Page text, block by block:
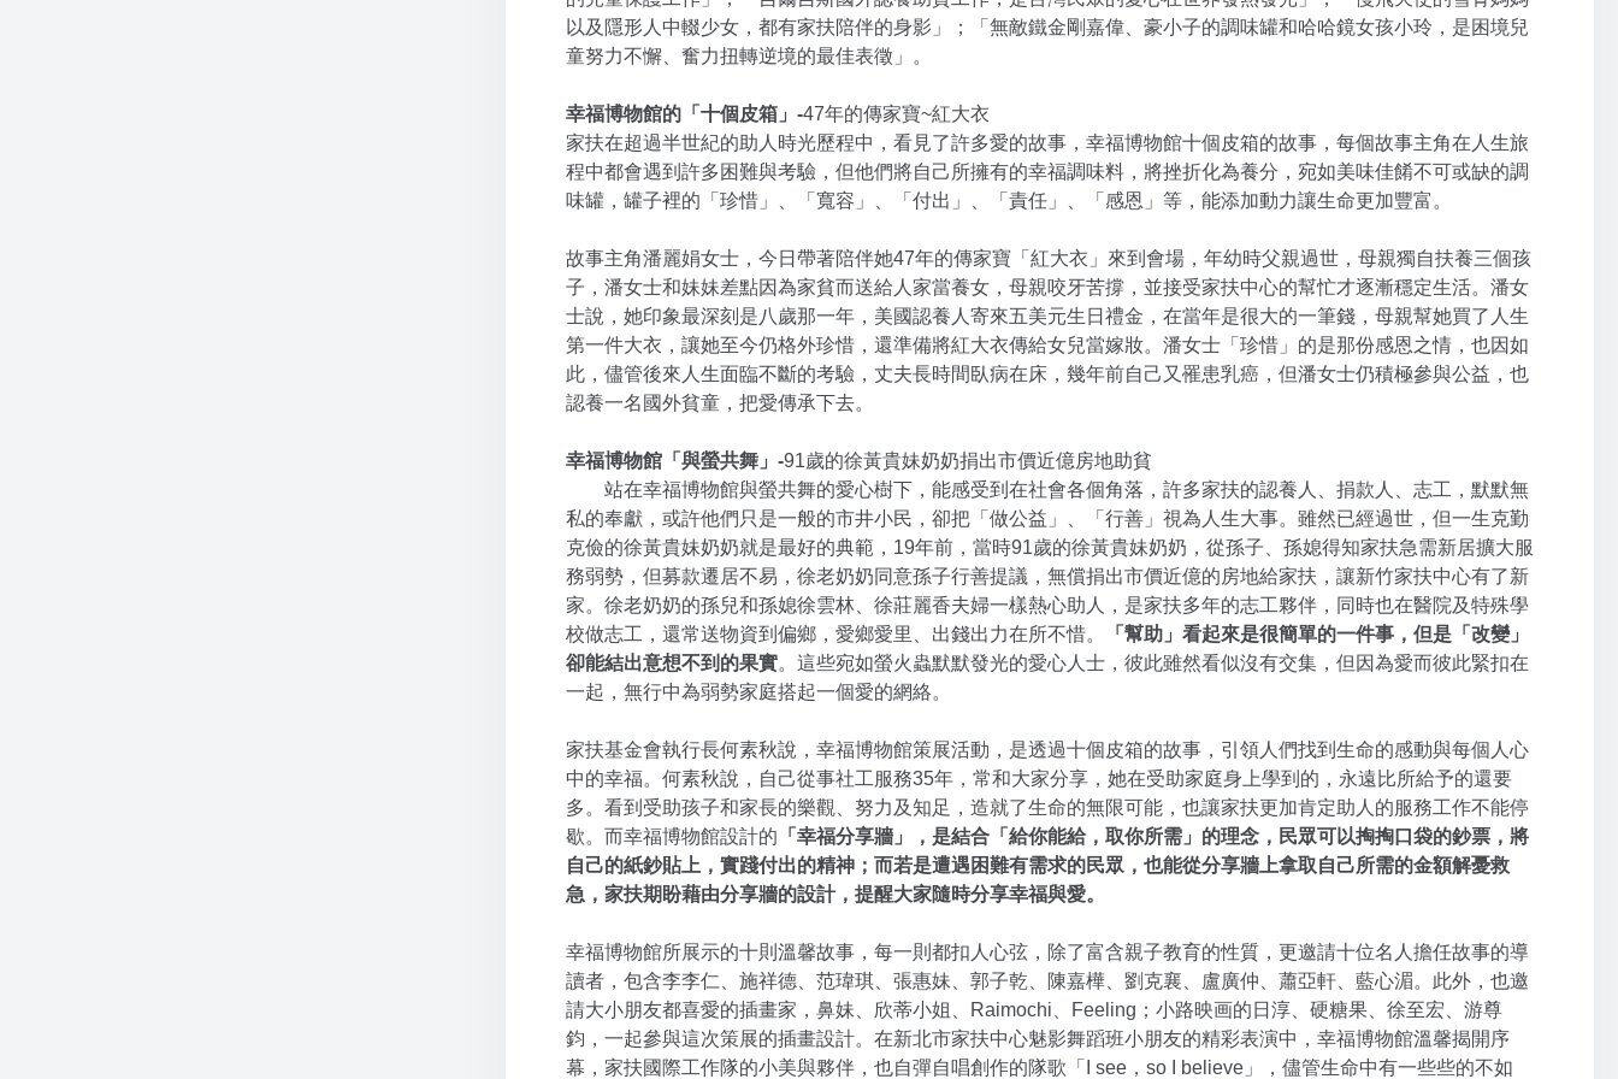
以及隱形人中輟少女，都有家扶陪伴的身影」；「無敵鐵金剛嘉偉、豪小子的調味罐和哈哈鏡女孩小玲，是困境兒
童努力不懈、奮力扭轉逆境的最佳表徵」。
幸福博物館的「十個皮箱」-47年的傳家寶~紅大衣
家扶在超過半世紀的助人時光歷程中，看見了許多愛的故事，幸福博物館十個皮箱的故事，每個故事主角在人生旅
程中都會遇到許多困難與考驗，但他們將自己所擁有的幸福調味料，將挫折化為養分，宛如美味佳餚不可或缺的調
味罐，罐子裡的「珍惜」、「寬容」、「付出」、「責任」、「感恩」等，能添加動力讓生命更加豐富。
故事主角潘麗娟女士，今日帶著陪伴她47年的傳家寶「紅大衣」來到會場，年幼時父親過世，母親獨自扶養三個孩
子，潘女士和妹妹差點因為家貧而送給人家當養女，母親咬牙苦撐，並接受家扶中心的幫忙才逐漸穩定生活。潘女
士說，她印象最深刻是八歲那一年，美國認養人寄來五美元生日禮金，在當年是很大的一筆錢，母親幫她買了人生
第一件大衣，讓她至今仍格外珍惜，還準備將紅大衣傳給女兒當嫁妝。潘女士「珍惜」的是那份感恩之情，也因如
此，儘管後來人生面臨不斷的考驗，丈夫長時間臥病在床，幾年前自己又罹患乳癌，但潘女士仍積極參與公益，也
認養一名國外貧童，把愛傳承下去。
幸福博物館「與螢共舞」-91歲的徐黃貴妹奶奶捐出市價近億房地助貧
站在幸福博物館與螢共舞的愛心樹下，能感受到在社會各個角落，許多家扶的認養人、捐款人、志工，默默無
私的奉獻，或許他們只是一般的市井小民，卻把「做公益」、「行善」視為人生大事。雖然已經過世，但一生克勤
克儉的徐黃貴妹奶奶就是最好的典範，19年前，當時91歲的徐黃貴妹奶奶，從孫子、孫媳得知家扶急需新居擴大服
務弱勢，但募款遷居不易，徐老奶奶同意孫子行善提議，無償捐出市價近億的房地給家扶，讓新竹家扶中心有了新
家。徐老奶奶的孫兒和孫媳徐雲林、徐莊麗香夫婦一樣熱心助人，是家扶多年的志工夥伴，同時也在醫院及特殊學
校做志工，還常送物資到偏鄉，愛鄉愛里、出錢出力在所不惜。
「 幫助」看起來是很簡單的一件事，但是 「 改變」
卻能結出意想不到的果實。這些宛如螢火蟲默默發光的愛心人士，彼此雖然看似沒有交集，但因為愛而彼此緊扣在
一起，無行中為弱勢家庭搭起一個愛的網絡。
家扶基金會執行長何素秋說，幸福博物館策展活動，是透過十個皮箱的故事，引領人們找到生命的感動與每個人心
中的幸福。何素秋說，自己從事社工服務35年，常和大家分享，她在受助家庭身上學到的，永遠比所給予的還要
多。看到受助孩子和家長的樂觀、努力及知足，造就了生命的無限可能，也讓家扶更加肯定助人的服務工作不能停
歇。而幸福博物館設計的 「幸福分享牆」，是結合「給你能給，取你所需」的理念，民眾可以掏掏口袋的鈔票，將
自己的紙鈔貼上，實踐付出的精神；而若是遭遇困難有需求的民眾，也能從分享牆上拿取自己所需的金額解憂救
急，家扶期盼藉由分享牆的設計，提醒大家隨時分享幸福與愛。
幸福博物館所展示的十則溫馨故事，每一則都扣人心弦，除了富含親子教育的性質，更邀請十位名人擔任故事的導
讀者，包含李李仁、施祥德、范瑋琪、張惠妹、郭子乾、陳嘉樺、劉克襄、盧廣仲、蕭亞軒、藍心湄。此外，也邀
請大小朋友都喜愛的插畫家，鼻妹、欣蒂小姐、Raimochi、Feeling；小路映画的日淳、硬糖果、徐至宏、游尊
鈞，一起參與這次策展的插畫設計。在新北市家扶中心魅影舞蹈班小朋友的精彩表演中，幸福博物館溫馨揭開序
幕，家扶國際工作隊的小美與夥伴，也自彈自唱創作的隊歌「I see，so I believe」，儘管生命中有一些些的不如